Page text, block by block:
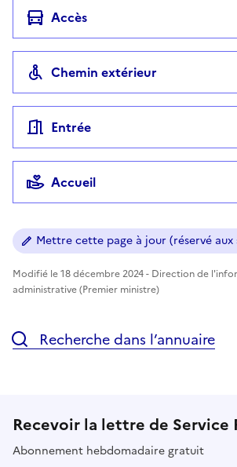
Accès
Chemin extérieur
Entrée
Accueil
Mettre cette page à jour (réservé aux
Modifié le 18 décembre 2024 - Direction de
administrative (Premier ministre)
Recherche dans l’annuaire
Recevoir la lettre de Service
Abonnement hebdomadaire gratuit